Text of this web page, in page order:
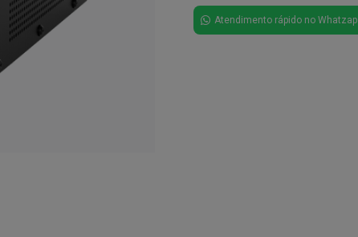
Atendimento rápido no Whatzap